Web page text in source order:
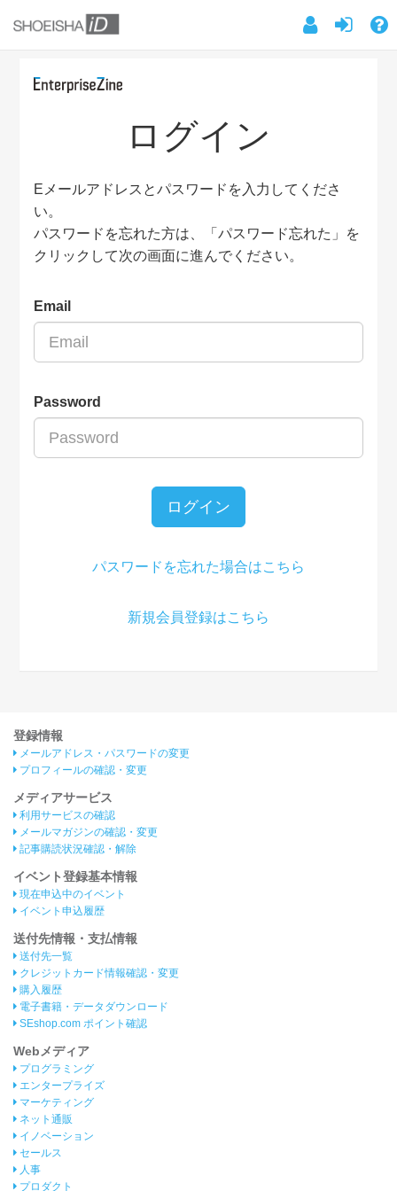
ログイン
Eメールアドレスとパスワードを入力してくださ
い。
パスワードを忘れた方は、「パスワード忘れた」を
クリックして次の画面に進んでください。
Email
Password
ログイン
パスワードを忘れた場合はこちら
新規会員登録はこちら
登録情報
メールアドレス・パスワードの変更
プロフィールの確認・変更
メディアサービス
利用サービスの確認
メールマガジンの確認・変更
記事購読状況確認・解除
イベント登録基本情報
現在申込中のイベント
イベント申込履歴
送付先情報・支払情報
送付先一覧
クレジットカード情報確認・変更
購入履歴
電子書籍・データダウンロード
SEshop.com ポイント確認
Webメディア
プログラミング
エンタープライズ
マーケティング
ネット通販
イノベーション
セールス
人事
プロダクト